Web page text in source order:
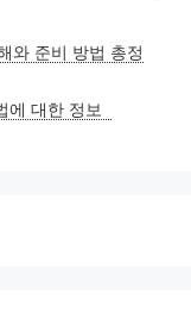
와 준비 방법 총정
에 대한 정보